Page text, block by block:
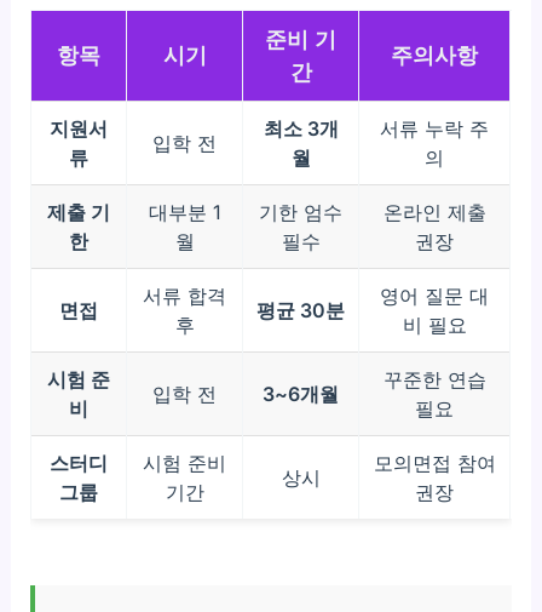
항목 시기
준비 기
간
주의사항
지원서
류
입학 전
최소 3개
월
서류 누락 주
의
제출 기
한
대부분 1
월
기한 엄수
필수
온라인 제출
권장
면접
서류 합격
후
평균 30분
영어 질문 대
비 필요
시험 준
비
입학 전 3~6개월
꾸준한 연습
필요
스터디
그룹
시험 준비
기간
상시
모의면접 참여
권장